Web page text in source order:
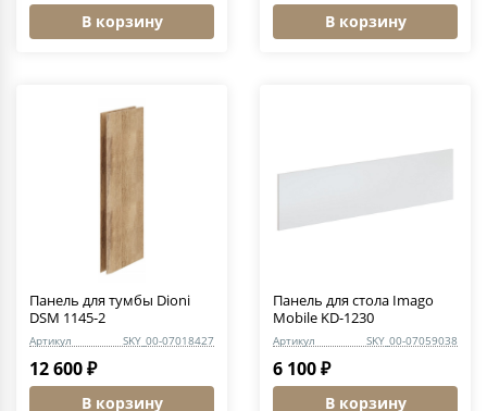
В корзину В корзину
Панель для тумбы Dioni
DSM 1145-2
Артикул SKY_00-07018427
12 600 ₽
В корзину
Панель для стола Imago
Mobile KD-1230
Артикул SKY_00-07059038
6 100 ₽
В корзину